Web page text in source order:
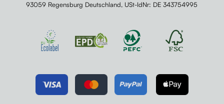
93059 Regensburg Deutschland, USt-IdNr: DE 343754995